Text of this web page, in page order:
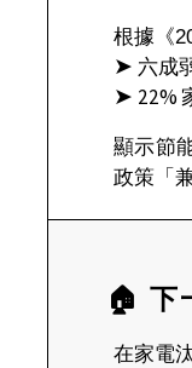
根據《
➤ 六成
➤ 22%
顯示節
政策「
🏠 下
在家電